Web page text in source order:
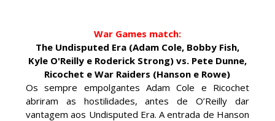
VIOLÊNCIA DESMEDIDA NO RAW: Jacob Fatu
destrói Royce Keys em Street Fight e troca
gestos tensos com Roman Reigns
Unknown-Aug 05 2026
War Games match:
The Undisputed Era (Adam Cole, Bobby Fish,
Kyle O'Reilly e Roderick Strong) vs. Pete Dunne,
Ricochet e War Raiders (Hanson e Rowe)
Os sempre empolgantes Adam Cole e Ricochet
abriram as hostilidades, antes de O’Reilly dar
vantagem aos Undisputed Era. A entrada de Hanson